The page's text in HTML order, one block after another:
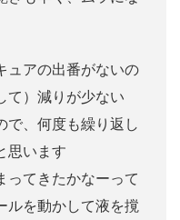
ュアの出番がないの
て）減りが少ない
で、何度も繰り返し
思います
ってきたかなーって
ルを動かして液を撹